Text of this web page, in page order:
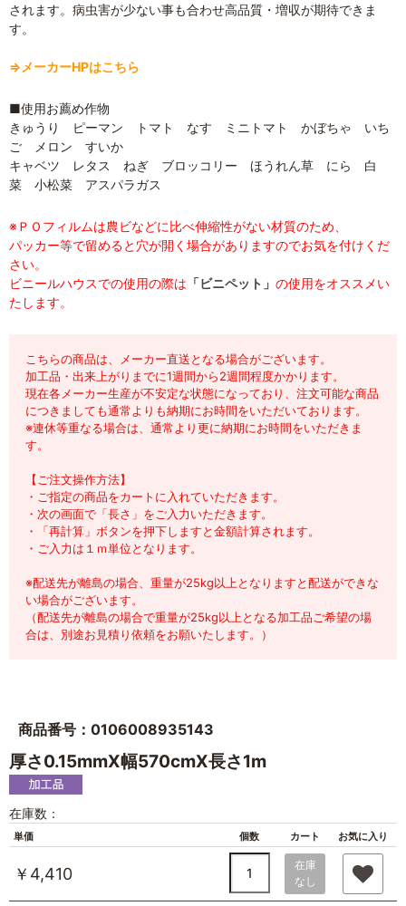
されます。病虫害が少ない事も合わせ高品質・増収が期待できま
す。
⇒メーカーHPはこちら
■使用お薦め作物
きゅうり ピーマン トマト なす ミニトマト かぼちゃ いち
ご メロン すいか
キャベツ レタス ねぎ ブロッコリー ほうれん草 にら 白
菜 小松菜 アスパラガス
※ＰＯフィルムは農ビなどに比べ伸縮性がない材質のため、
パッカー等で留めると穴が開く場合がありますのでお気を付けくだ
さい。
ビニールハウスでの使用の際は 「ビニペット」 の使用をオススメい
たします。
こちらの商品は、メーカー直送となる場合がございます。
加工品・出来上がりまでに1週間から2週間程度かかります。
現在各メーカー生産が不安定な状態になっており、注文可能な商品
につきましても通常よりも納期にお時間をいただいております。
※連休等重なる場合は、通常より更に納期にお時間をいただきま
す。
【ご注文操作方法】
・ご指定の商品をカートに入れていただきます。
・次の画面で「長さ」をご入力いただきます。
・「再計算」ボタンを押下しますと金額計算されます。
・ご入力は１ｍ単位となります。
※配送先が離島の場合、重量が25kg以上となりますと配送ができな
い場合がございます。
（配送先が離島の場合で重量が25kg以上となる加工品ご希望の場
合は、別途お見積り依頼をお願いたします。）
商品番号：0106008935143
厚さ0.15mmX幅570cmX長さ1m
在庫数：
単価 個数 カート お気に入り
￥4,410
在庫
なし